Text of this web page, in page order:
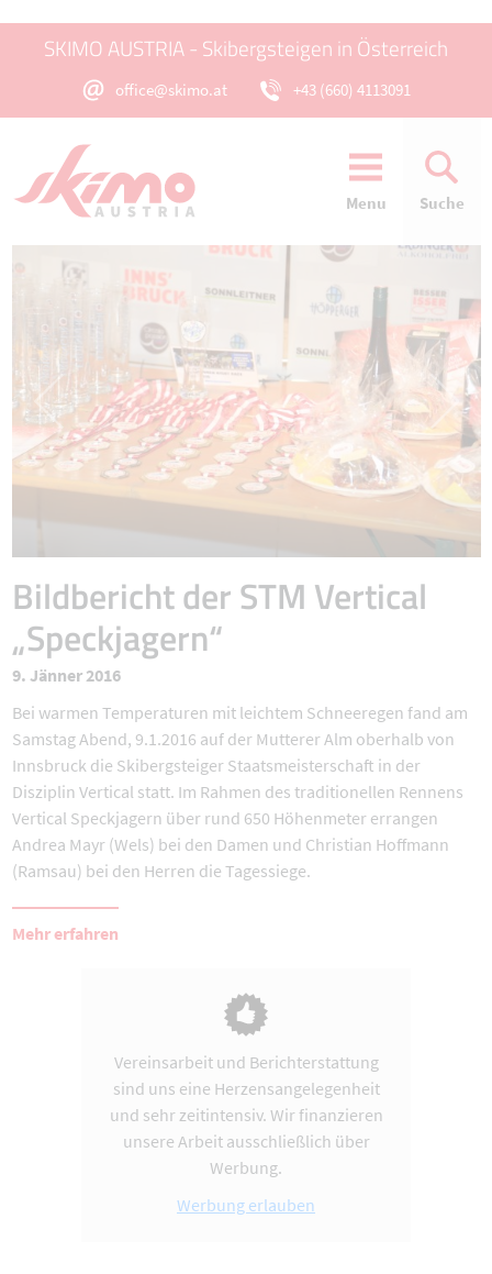
SKIMO AUSTRIA - Skibergsteigen in Österreich
office@skimo.at +43 (660) 4113091
Menu Suche
Bildbericht der STM Vertical
„Speckjagern“
9. Jänner 2016
Bei warmen Temperaturen mit leichtem Schneeregen fand am
Samstag Abend, 9.1.2016 auf der Mutterer Alm oberhalb von
Innsbruck die Skibergsteiger Staatsmeisterschaft in der
Disziplin Vertical statt. Im Rahmen des traditionellen Rennens
Vertical Speckjagern über rund 650 Höhenmeter errangen
Andrea Mayr (Wels) bei den Damen und Christian Hoffmann
(Ramsau) bei den Herren die Tagessiege.
Mehr erfahren
Vereinsarbeit und Berichterstattung
sind uns eine Herzensangelegenheit
und sehr zeitintensiv. Wir finanzieren
unsere Arbeit ausschließlich über
Werbung.
Werbung erlauben